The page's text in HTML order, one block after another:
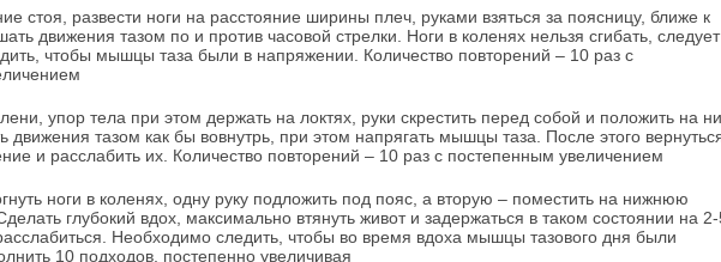
стоя, развести ноги на расстояние ширины плеч, руками взяться за поясницу, ближе к
движения тазом по и против часовой стрелки. Ноги в коленях нельзя сгибать, следует
чтобы мышцы таза были в напряжении. Количество повторений – 10 раз с
упор тела при этом держать на локтях, руки скрестить перед собой и положить на
движения тазом как бы вовнутрь, при этом напрягать мышцы таза. После этого
и расслабить их. Количество повторений – 10 раз с постепенным увеличением
ноги в коленях, одну руку подложить под пояс, а вторую – поместить на нижнюю
глубокий вдох, максимально втянуть живот и задержаться в таком состоянии на
Необходимо следить, чтобы во время вдоха мышцы тазового дня были
10 подходов, постепенно увеличивая